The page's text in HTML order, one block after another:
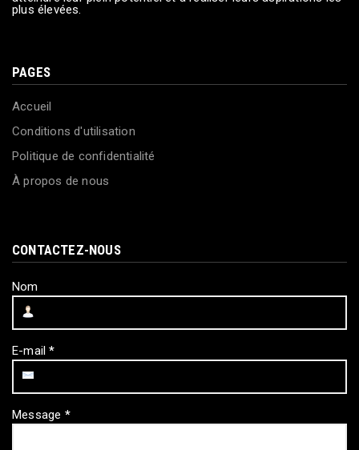
plus élevées.
PAGES
Accueil
Conditions d'utilisation
Politique de confidentialité
À propos de nous
CONTACTEZ-NOUS
Nom
E-mail*
Message *